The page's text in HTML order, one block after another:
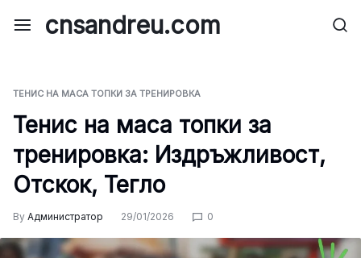
cnsandreu.com
ТЕНИС НА МАСА ТОПКИ ЗА ТРЕНИРОВКА
Тенис на маса топки за
тренировка: Издръжливост,
Отскок, Тегло
By Администратор 29/01/2026 0